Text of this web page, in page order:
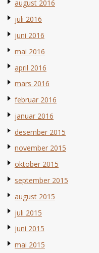
august 2016
juli 2016
juni 2016
mai 2016
april 2016
mars 2016
februar 2016
januar 2016
desember 2015
november 2015
oktober 2015
september 2015
august 2015
juli 2015
juni 2015
mai 2015